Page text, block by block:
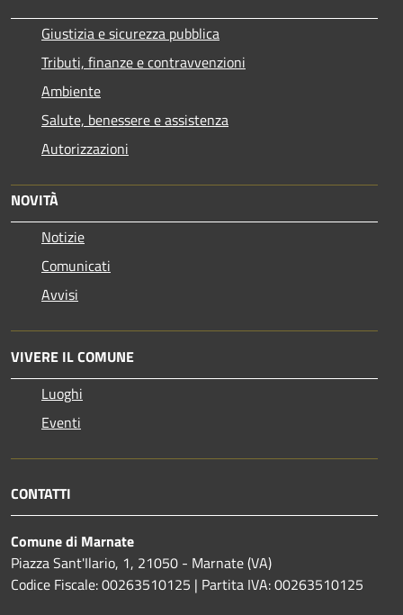
Giustizia e sicurezza pubblica
Tributi, finanze e contravvenzioni
Ambiente
Salute, benessere e assistenza
Autorizzazioni
NOVITÀ
Notizie
Comunicati
Avvisi
VIVERE IL COMUNE
Luoghi
Eventi
CONTATTI
Comune di Marnate
Piazza Sant'Ilario, 1, 21050 - Marnate (VA)
Codice Fiscale: 00263510125 | Partita IVA: 00263510125